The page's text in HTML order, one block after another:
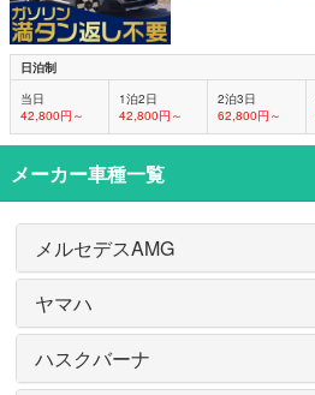
日泊制
当日
42,800円～
1泊2日
42,800円～
2泊3日
62,800円～
メーカー車種一覧
メルセデスAMG
ヤマハ
ハスクバーナ